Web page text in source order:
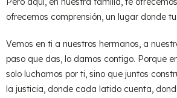
ofrecemos comprensión, un lugar donde
Vemos en ti a nuestros hermanos, a
paso que das, lo damos contigo. Porque
solo luchamos por ti, sino que juntos
la justicia, donde cada latido cuenta,